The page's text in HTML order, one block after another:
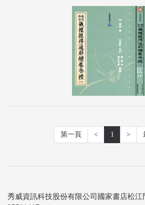
第一頁 < 1 >
秀威資訊科技股份有限公司國家書店松